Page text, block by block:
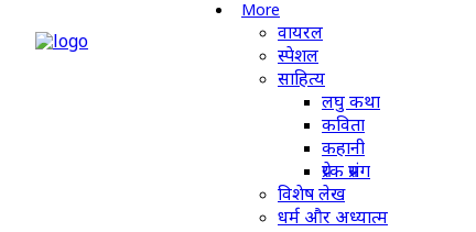
More
वायरल
स्पेशल
साहित्य
लघु कथा
कविता
कहानी
प्रेरक प्रसंग
विशेष लेख
धर्म और अध्यात्म